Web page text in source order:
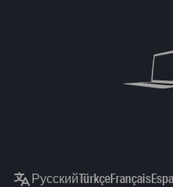
РусскийTürkçeFrançais